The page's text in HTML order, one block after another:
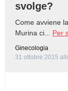
svolge?
Come avviene
Murina ci... Per
Ginecologia
31 ottobre 2015